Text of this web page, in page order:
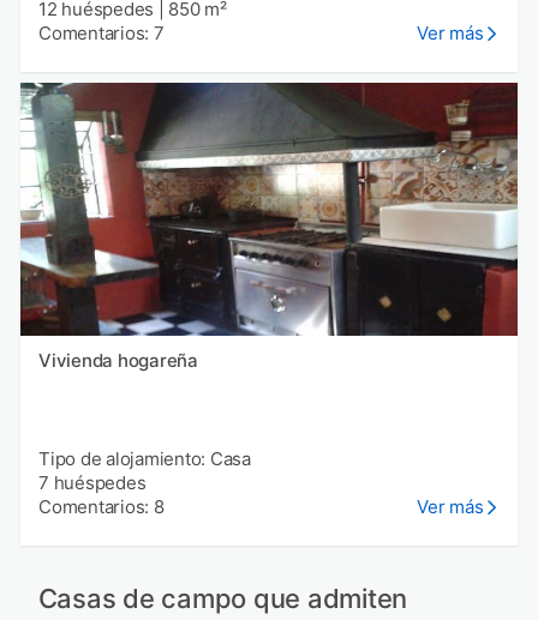
12 huéspedes
850 m²
Comentarios: 7
Ver más
Vivienda hogareña
Tipo de alojamiento: Casa
7 huéspedes
Comentarios: 8
Ver más
Casas de campo que admiten